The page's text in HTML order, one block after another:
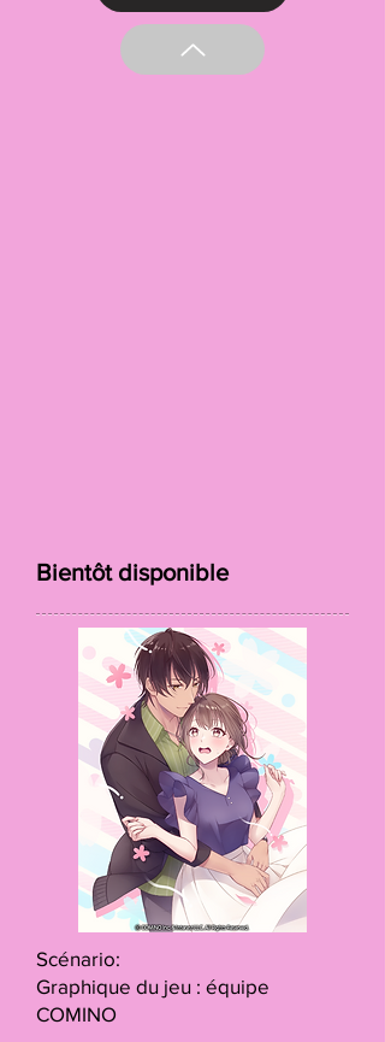
Bientôt disponible
Scénario:
Graphique du jeu : équipe
COMINO